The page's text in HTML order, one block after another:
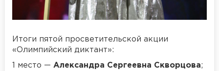
Итоги пятой просветительской акции
«Олимпийский диктант»:
1 место — Александра Сергеевна Скворцова;